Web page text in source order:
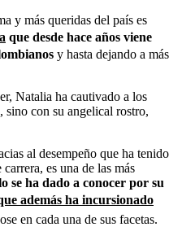
y más queridas del país es
que desde hace años viene
y hasta dejando a más
Natalia ha cautivado a los
con su angelical rostro,
al desempeño que ha tenido
es una de las más
se ha dado a conocer por su
además ha incursionado
en cada una de sus facetas.